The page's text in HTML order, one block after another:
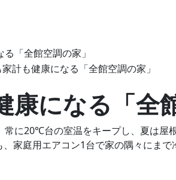
「全館空調の家」
になる「全
に20℃台の室温をキープし、夏は屋
家庭用エアコン1台で家の隅々にま